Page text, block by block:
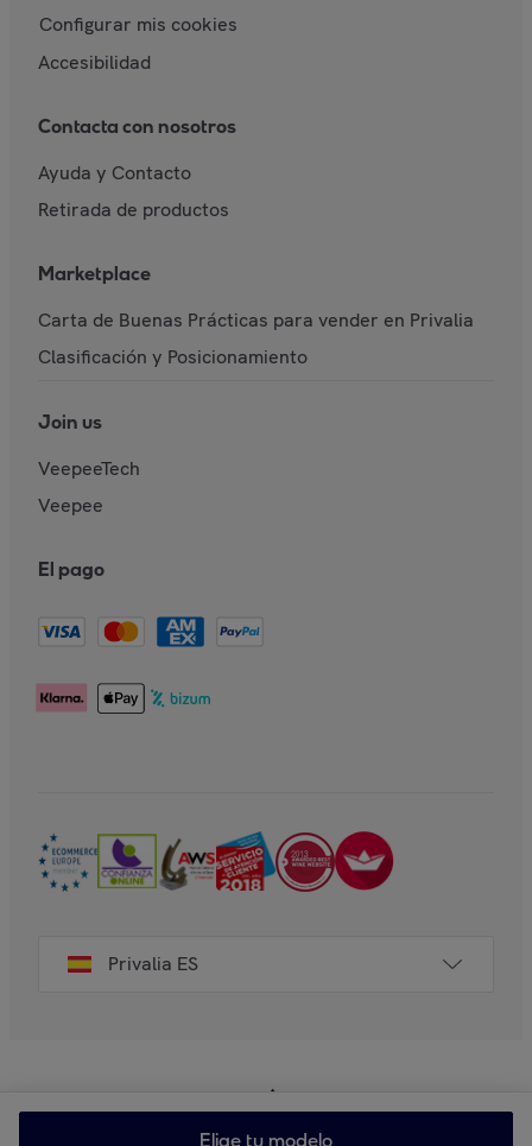
Elige tu modelo
Configurar mis cookies
Accesibilidad
Contacta con nosotros
Ayuda y Contacto
Retirada de productos
Marketplace
Carta de Buenas Prácticas para vender en Privalia
Clasificación y Posicionamiento
Join us
VeepeeTech
Veepee
El pago
Privalia ES